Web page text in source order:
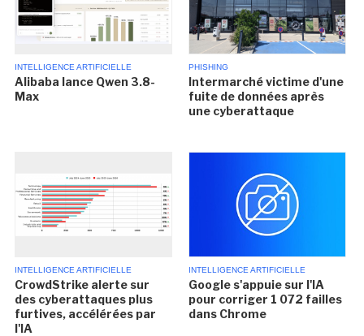
INTELLIGENCE ARTIFICIELLE
Alibaba lance Qwen 3.8-
Max
PHISHING
Intermarché victime d'une
fuite de données après
une cyberattaque
INTELLIGENCE ARTIFICIELLE
CrowdStrike alerte sur
des cyberattaques plus
furtives, accélérées par
l'IA
INTELLIGENCE ARTIFICIELLE
Google s'appuie sur l'IA
pour corriger 1 072 failles
dans Chrome